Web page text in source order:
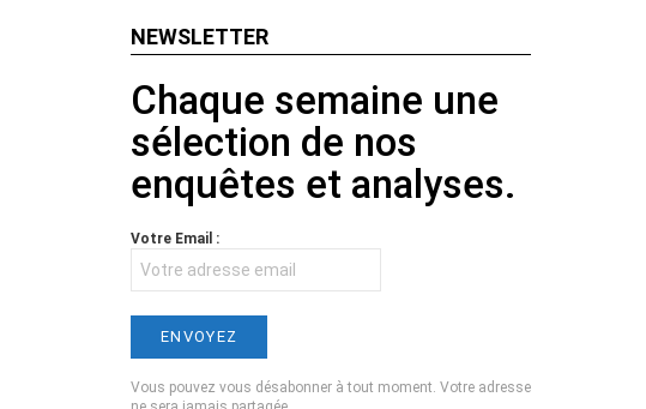
NEWSLETTER
Chaque semaine une
sélection de nos
enquêtes et analyses.
Votre Email :
Vous pouvez vous désabonner à tout moment. Votre adresse